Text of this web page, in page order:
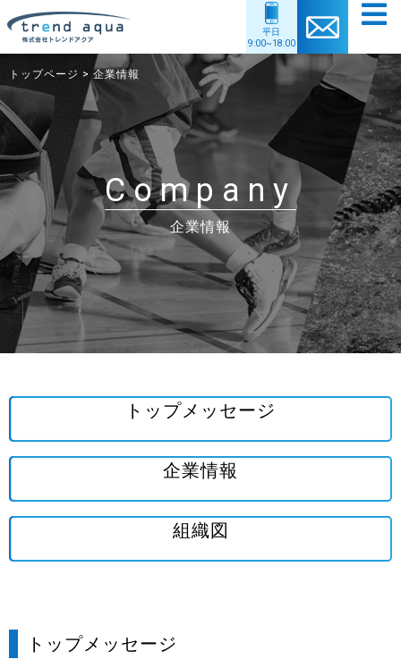
平日
9:00~18:00
トップ
事業内容
自社商品紹介
個人情報保護方針
サイトマップ
企業情報
協力アスリート情報
購入者特典
採用情報
お問い合わせ
アスリート・指導者様へ
トップページ > 企業情報
Company
企業情報
トップメッセージ
企業情報
組織図
トップメッセージ